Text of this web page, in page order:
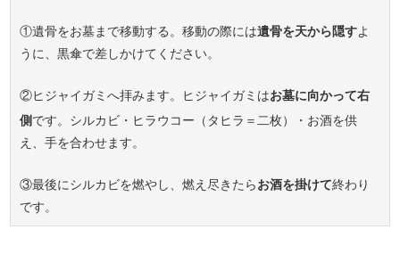
①遺骨をお墓まで移動する。移動の際には遺骨を天から隠すよ
うに、黒傘で差しかけてください。
②ヒジャイガミへ拝みます。ヒジャイガミはお墓に向かって右
側です。シルカビ・ヒラウコー（タヒラ＝二枚）・お酒を供
え、手を合わせます。
③最後にシルカビを燃やし、燃え尽きたらお酒を掛けて終わり
です。